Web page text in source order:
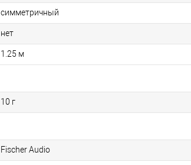
симметричный
нет
1.25 м
10 г
Fischer Audio